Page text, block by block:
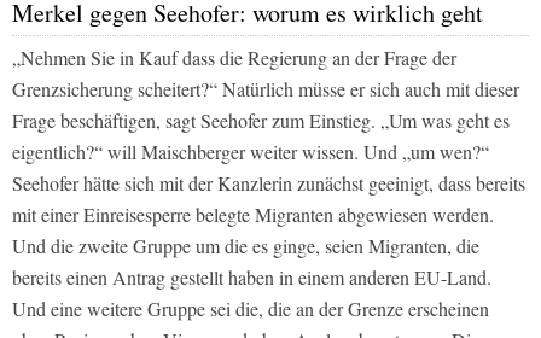
Merkel gegen Seehofer: worum es wirklich geht
„Nehmen Sie in Kauf dass die Regierung an der Frage der
Grenzsicherung scheitert?“ Natürlich müsse er sich auch mit dieser
Frage beschäftigen, sagt Seehofer zum Einstieg. „Um was geht es
eigentlich?“ will Maischberger weiter wissen. Und „um wen?“
Seehofer hätte sich mit der Kanzlerin zunächst geeinigt, dass bereits
mit einer Einreisesperre belegte Migranten abgewiesen werden.
Und die zweite Gruppe um die es ginge, seien Migranten, die
bereits einen Antrag gestellt haben in einem anderen EU-Land.
Und eine weitere Gruppe sei die, die an der Grenze erscheinen